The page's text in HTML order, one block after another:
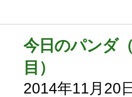
今日のパンダ
目）
2014年11月20